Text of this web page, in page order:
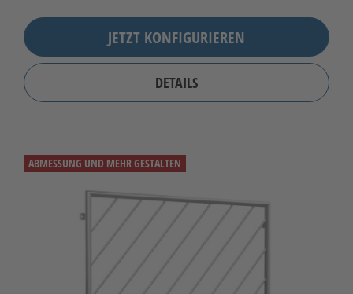
JETZT KONFIGURIEREN
DETAILS
ABMESSUNG UND MEHR GESTALTEN